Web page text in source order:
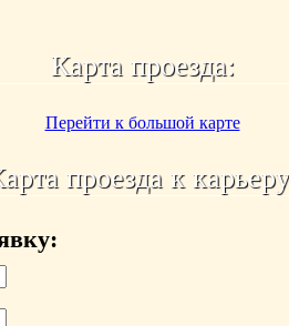
Карта проезда:
Перейти к большой карте
проезда к